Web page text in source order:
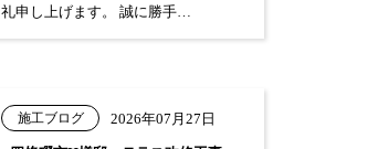
礼申し上げます。 誠に勝手…
施工ブログ 2026年07月27日